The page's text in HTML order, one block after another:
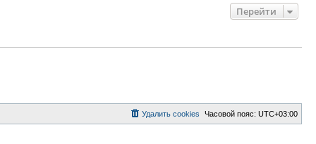
Перейти
Часовой пояс: UTC+03:00
Удалить cookies